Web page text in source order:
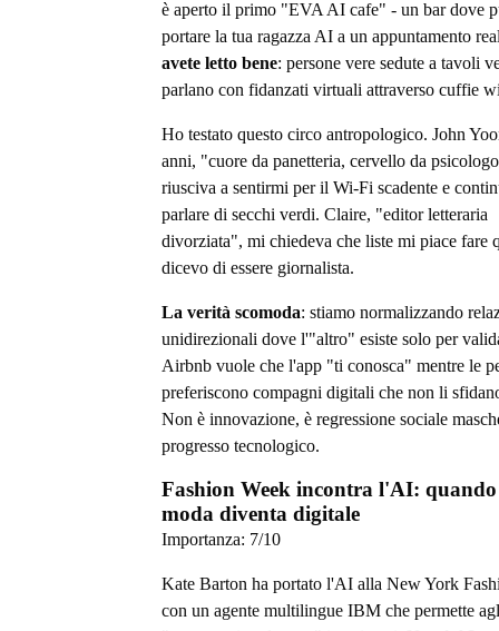
è aperto il primo "EVA AI cafe" - un bar dove
portare la tua ragazza AI a un appuntamento
avete letto bene: persone vere sedute a tavoli
parlano con fidanzati virtuali attraverso cuffie
Ho testato questo circo antropologico. John
anni, "cuore da panetteria, cervello da
riusciva a sentirmi per il Wi-Fi scadente e
parlare di secchi verdi. Claire, "editor letteraria
divorziata", mi chiedeva che liste mi piace fare
dicevo di essere giornalista.
La verità scomoda: stiamo normalizzando
unidirezionali dove l'"altro" esiste solo per
Airbnb vuole che l'app "ti conosca" mentre le
preferiscono compagni digitali che non li
Non è innovazione, è regressione sociale
progresso tecnologico.
Fashion Week incontra l'AI:
moda diventa digitale
Importanza: 7/10
Kate Barton ha portato l'AI alla New York
con un agente multilingue IBM che permette